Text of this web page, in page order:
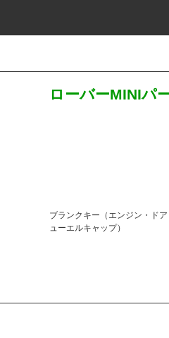
ローバーMINIパ
ブランクキー（エンジン・ドア
ューエルキャップ）